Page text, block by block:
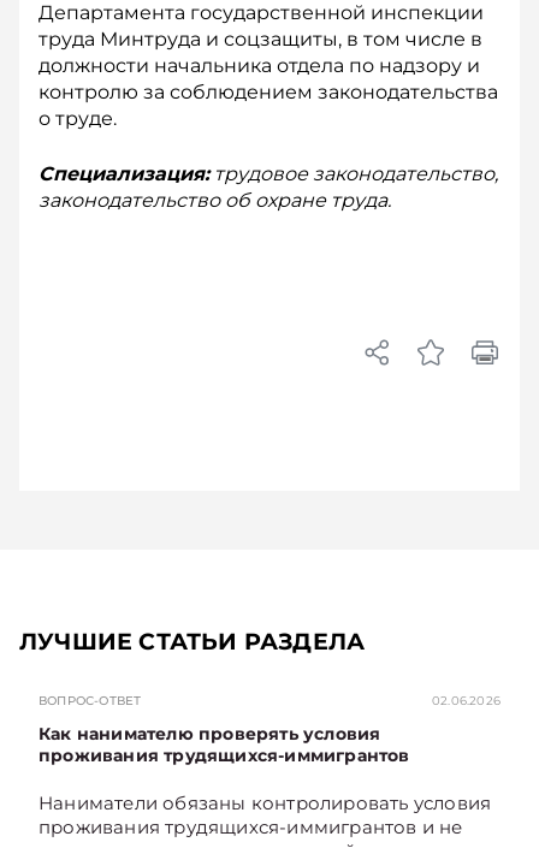
Департамента государственной инспекции
труда Минтруда и соцзащиты, в том числе в
должности начальника отдела по надзору и
контролю за соблюдением законодательства
о труде.
Специализация:трудовое законодательство,
законодательство об охране труда.
ЛУЧШИЕ СТАТЬИ РАЗДЕЛА
ВОПРОС-ОТВЕТ 02.06.2026
Как нанимателю проверять условия
проживания трудящихся-иммигрантов
Наниматели обязаны контролировать условия
проживания трудящихся-иммигрантов и не